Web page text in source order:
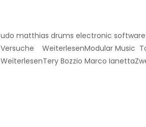
udo matthias drums electronic
Versuche WeiterlesenModular Music
WeiterlesenTery Bozzio Marco